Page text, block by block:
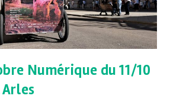
Numérique du 11/10
Arles